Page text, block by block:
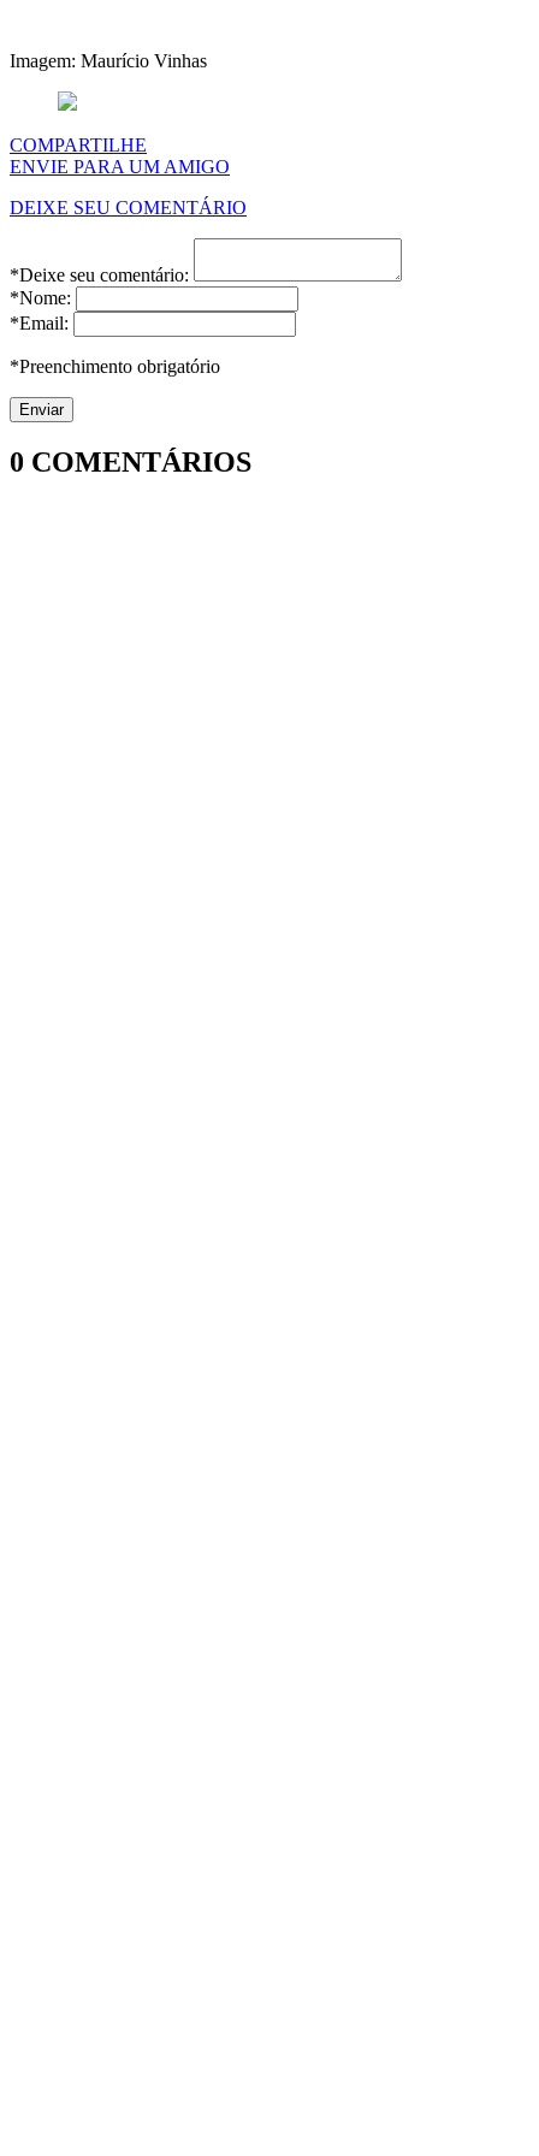
Imagem: Maurício Vinhas
COMPARTILHE
ENVIE PARA UM AMIGO
DEIXE SEU COMENTÁRIO
*Deixe seu comentário:
*Nome:
*Email:
*Preenchimento obrigatório
0 COMENTÁRIOS